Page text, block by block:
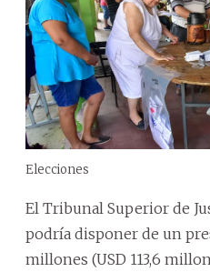
Elecciones
El Tribunal Superior de
podría disponer de un
millones (USD 113,6